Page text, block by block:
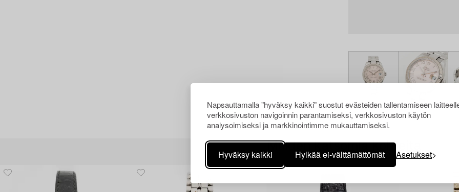
Napsauttamalla "hyväksy kaikki" suostut evästeiden tallentamiseen
verkkosivuston navigoinnin parantamiseksi, verkkosivuston käytön
analysoimiseksi ja markkinointimme mukauttamiseksi.
Hyväksy kaikki Hylkää ei-välttämättömät Asetukset
Muiden katsomia kohteita